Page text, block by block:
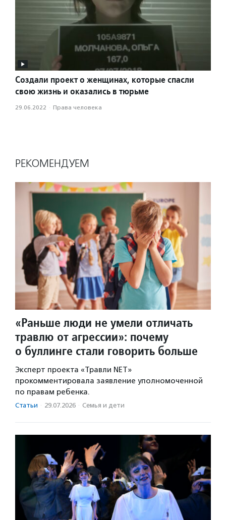
Создали проект о женщинах, которые спасли
свою жизнь и оказались в тюрьме
29.06.2022 · Права человека
РЕКОМЕНДУЕМ
«Раньше люди не умели отличать
травлю от агрессии»: почему
о буллинге стали говорить больше
Эксперт проекта «Травли NET»
прокомментировала заявление уполномоченной
по правам ребенка.
Статьи · 29.07.2026 · Семья и дети